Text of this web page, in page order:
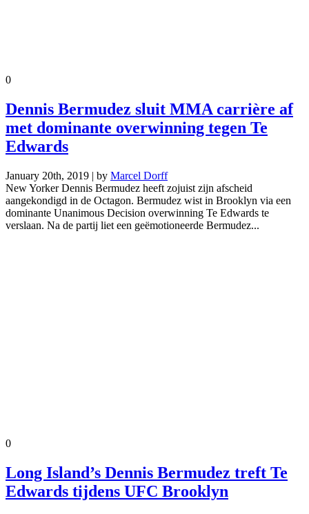
0
Dennis Bermudez sluit MMA carrière af
met dominante overwinning tegen Te
Edwards
January 20th, 2019 | by Marcel Dorff
New Yorker Dennis Bermudez heeft zojuist zijn afscheid
aangekondigd in de Octagon. Bermudez wist in Brooklyn via een
dominante Unanimous Decision overwinning Te Edwards te
verslaan. Na de partij liet een geëmotioneerde Bermudez...
0
Long Island’s Dennis Bermudez treft Te
Edwards tijdens UFC Brooklyn